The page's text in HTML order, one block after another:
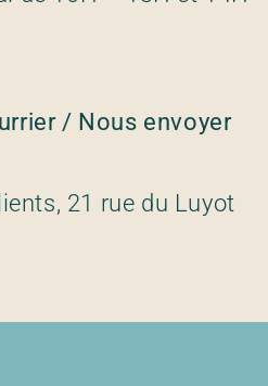
/ Nous envoyer
21 rue du Luyot